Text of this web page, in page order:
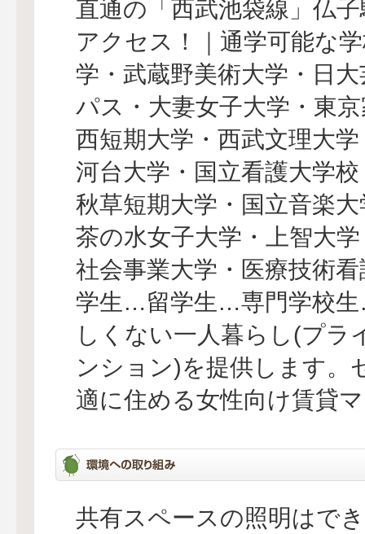
直通の「西武池袋線」仏
アクセス！｜通学可能な
学・武蔵野美術大学・日
パス・大妻女子大学・東
西短期大学・西武文理大
河台大学・国立看護大学
秋草短期大学・国立音楽
茶の水女子大学・上智大
社会事業大学・医療技術
学生…留学生…専門学校
しくない一人暮らし(プ
ンション)を提供します。
適に住める女性向け賃貸
共有スペースの照明はで